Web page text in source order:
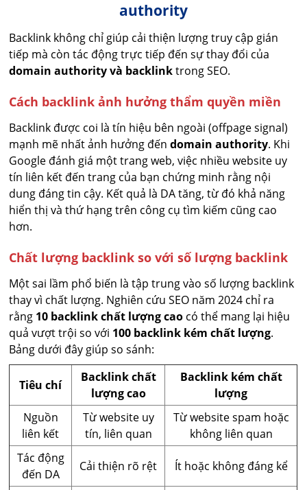
authority
Backlink không chỉ giúp cải thiện lượng truy cập gián
tiếp mà còn tác động trực tiếp đến sự thay đổi của
domain authority và backlinktrong SEO.
Cách backlink ảnh hưởng thẩm quyền miền
Backlink được coi là tín hiệu bên ngoài (offpage signal)
mạnh mẽ nhất ảnh hưởng đếndomain authority. Khi
Google đánh giá một trang web, việc nhiều website uy
tín liên kết đến trang của bạn chứng minh rằng nội
dung đáng tin cậy. Kết quả là DA tăng, từ đó khả năng
hiển thị và thứ hạng trên công cụ tìm kiếm cũng cao
hơn.
Chất lượng backlink so với số lượng backlink
Một sai lầm phổ biến là tập trung vào số lượng backlink
thay vì chất lượng. Nghiên cứu SEO năm 2024 chỉ ra
rằng 10 backlink chất lượng cao có thể mang lại hiệu
quả vượt trội so với 100 backlink kém chất lượng.
Bảng dưới đây giúp so sánh:
Tiêu chí
Backlink chất
lượng cao
Backlink kém chất
lượng
Nguồn
liên kết
Từ website uy
tín, liên quan
Từ website spam hoặc
không liên quan
Tác động
đến DA
Cải thiện rõ rệt Ít hoặc không đáng kể